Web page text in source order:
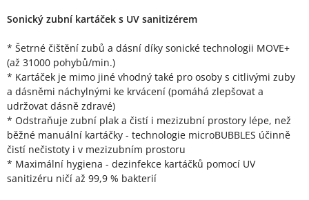
Sonický zubní kartáček s UV sanitizérem
* Šetrné čištění zubů a dásní díky sonické technologii MOVE+
(až 31000 pohybů/min.)
* Kartáček je mimo jiné vhodný také pro osoby s citlivými zuby
a dásněmi náchylnými ke krvácení (pomáhá zlepšovat a
udržovat dásně zdravé)
* Odstraňuje zubní plak a čistí i mezizubní prostory lépe, než
běžné manuální kartáčky - technologie microBUBBLES účinně
čistí nečistoty i v mezizubním prostoru
* Maximální hygiena - dezinfekce kartáčků pomocí UV
sanitizéru ničí až 99,9 % bakterií